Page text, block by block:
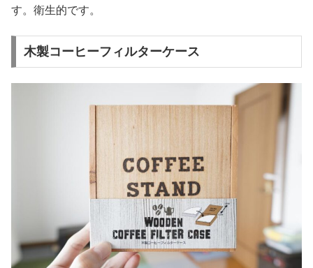
す。衛生的です。
木製コーヒーフィルターケース